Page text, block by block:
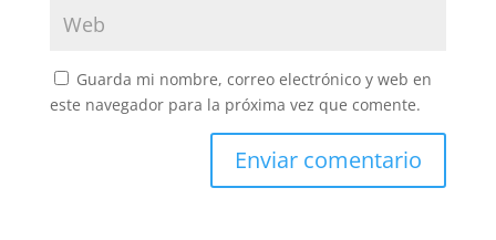
Guarda mi nombre, correo electrónico y web en
este navegador para la próxima vez que comente.